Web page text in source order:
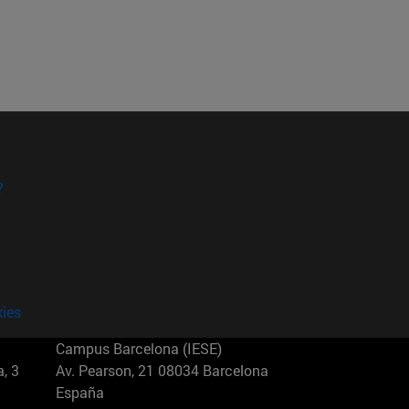
3
Campus Barcelona (IESE)
Av. Pearson, 21 08034 Barcelona
España